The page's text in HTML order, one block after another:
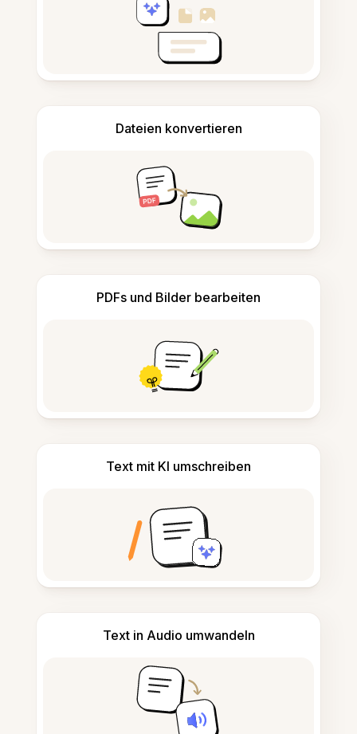
Dateien konvertieren
PDFs und Bilder bearbeiten
Text mit KI umschreiben
Text in Audio umwandeln